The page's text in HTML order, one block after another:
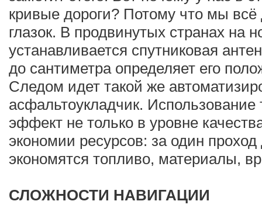
кривые дороги? Потому что мы
глазок. В продвинутых странах на
устанавливается спутниковая
до сантиметра определяет его
Следом идет такой же
асфальтоукладчик. Использование
эффект не только в уровне
экономии ресурсов: за один
экономятся топливо, материалы,
СЛОЖНОСТИ НАВИГАЦИИ